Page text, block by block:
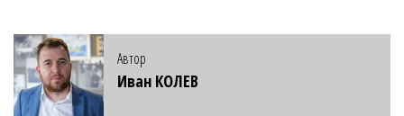
Автор
Иван КОЛЕВ